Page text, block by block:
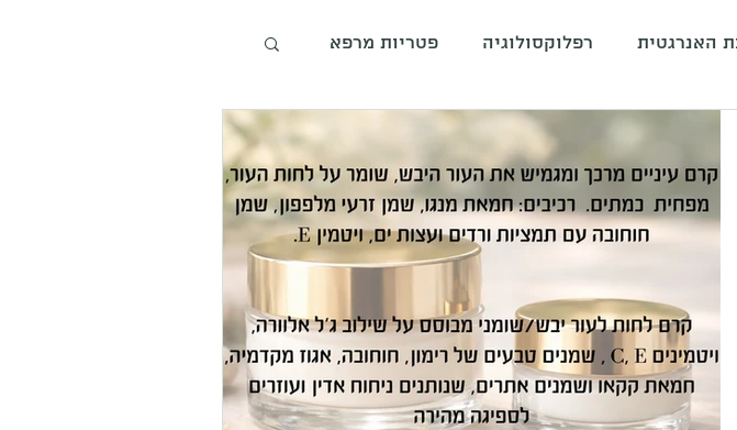
האנרגטית רפלוקסולוגיה פטריות מרפא